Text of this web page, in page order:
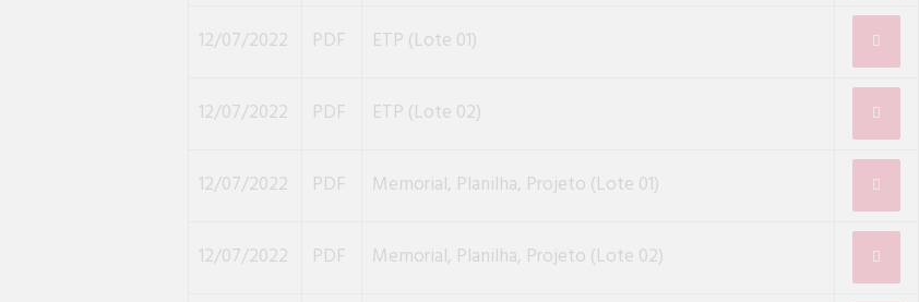
12/07/2022 PDF ETP (Lote 01)
12/07/2022 PDF ETP (Lote 02)
12/07/2022 PDF Memorial, Planilha, Projeto (Lote 01)
12/07/2022 PDF Memorial, Planilha, Projeto (Lote 02)